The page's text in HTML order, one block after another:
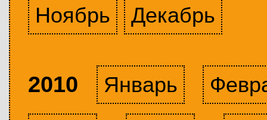
Ноябрь
Декабрь
2010 Январь